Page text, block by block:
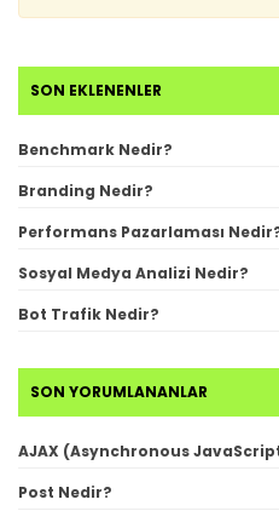
SON EKLENENLER
Benchmark Nedir?
Branding Nedir?
Performans Pazarlaması
Sosyal Medya Analizi Nedir?
Bot Trafik Nedir?
SON YORUMLANANLAR
AJAX (Asynchronous
Post Nedir?